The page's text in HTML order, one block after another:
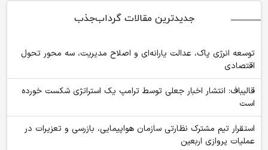
جدیدترین مقالات گرداب‌جذب
توسعه انرژی پاک، عدالت یارانه‌ای و اصلاح مدیریت، سه محور تحول
اقتصادی
قالیباف: انتشار اخبار جعلی توسط ترامپ یک استراتژی شکست خورده
است
استقرار تیم مشترک نظارتی سازمان هواپیمایی، بازرسی و تعزیرات در
عملیات پروازی اربعین